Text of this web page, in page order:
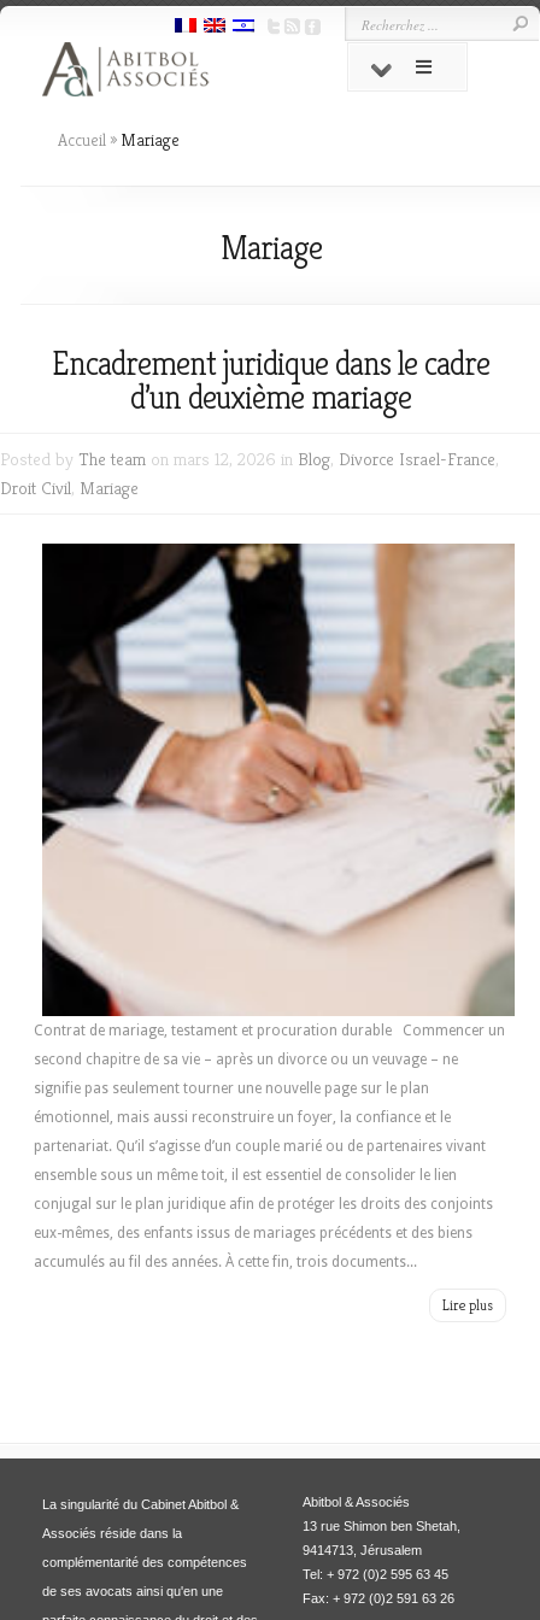
Accueil » Mariage
Mariage
Encadrement juridique dans le cadre
d’un deuxième mariage
Posted by The team on mars 12, 2026 in Blog, Divorce Israel-France,
Droit Civil, Mariage
Contrat de mariage, testament et procuration durable Commencer un
second chapitre de sa vie – après un divorce ou un veuvage – ne
signifie pas seulement tourner une nouvelle page sur le plan
émotionnel, mais aussi reconstruire un foyer, la confiance et le
partenariat. Qu’il s’agisse d’un couple marié ou de partenaires vivant
ensemble sous un même toit, il est essentiel de consolider le lien
conjugal sur le plan juridique afin de protéger les droits des conjoints
eux-mêmes, des enfants issus de mariages précédents et des biens
accumulés au fil des années. À cette fin, trois documents...
Lire plus
La singularité du Cabinet Abitbol &
Associés réside dans la
complémentarité des compétences
de ses avocats ainsi qu'en une
Abitbol & Associés
13 rue Shimon ben Shetah,
9414713, Jérusalem
Tel: + 972 (0)2 595 63 45
Fax: + 972 (0)2 591 63 26